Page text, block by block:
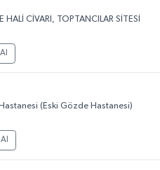
CİVARI, TOPTANCILAR SİTESİ
(Eski Gözde Hastanesi)